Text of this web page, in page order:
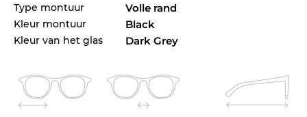
andere kleur zou eigenlijk beter bij uw favoriete
outfit staan? Check ook de andere stijlen van der
PR 17WS in ons assortiment van 2020 en 2021
Deze bril ontleent zijn klassieke karakter aan haar
uitgesproken lijnenspel en maken die bril tot een
Type montuur Volle rand
Kleur montuur Black
Kleur van het glas Dark Grey